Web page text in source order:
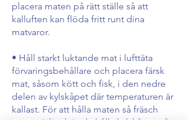
placera maten på rätt ställe så att
kalluften kan flöda fritt runt dina
matvaror.
• Håll starkt luktande mat i lufttäta
förvaringsbehållare och placera färsk
mat, såsom kött och fisk, i den nedre
delen av kylskåpet där temperaturen är
kallast. För att hålla maten så fräsch
som möjligt bör du hålla kylskåpet på